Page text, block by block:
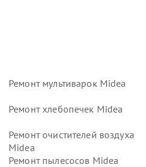
Ремонт мультиварок Midea
Ремонт хлебопечек Midea
Ремонт очистителей воздуха
Midea
Ремонт пылесосов Midea